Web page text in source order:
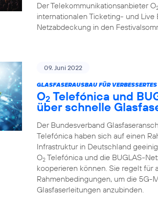
Der Telekommunikationsanbieter O
internationalen Ticketing- und
Netzabdeckung in den
09. Juni 2022
GLASFASERAUSBAU FÜR
O2 Telefónica und
über schnelle
Der Bundesverband
Telefónica haben sich auf einen
Infrastruktur in Deutschland
O2 Telefónica und die BUGLAS-
kooperieren können. Sie regelt für
Rahmenbedingungen, um die 5G-
Glasfaserleitungen anzubinden.